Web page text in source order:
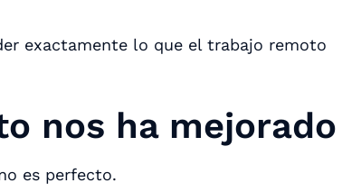
exactamente lo que el trabajo remoto
nos ha mejorado
es perfecto.